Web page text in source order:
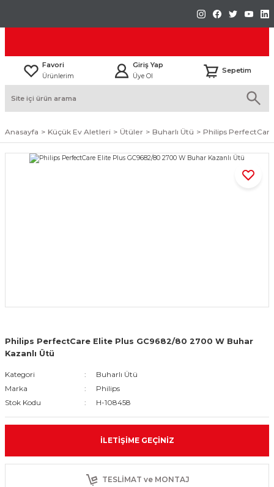
Favori
Ürünlerim
Giriş Yap
Üye Ol
Sepetim
Anasayfa Küçük Ev Aletleri Ütüler Buharlı Ütü Philips
Philips PerfectCare Elite Plus GC9682/80 2700 W Buhar
Kazanlı Ütü
Kategori
Buharlı Ütü
Marka
Philips
Stok Kodu
H-108458
İLETIŞIME GEÇINIZ
TESLİMAT ve MONTAJ